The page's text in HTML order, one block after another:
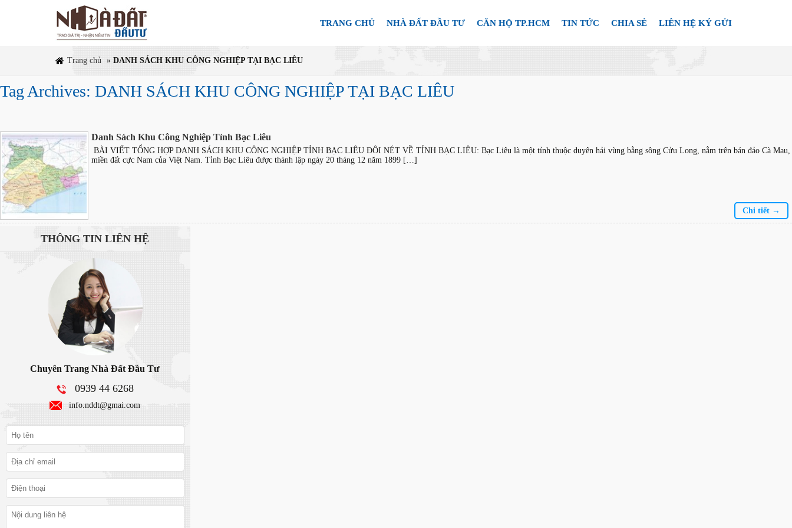
TRANG CHỦ NHÀ ĐẤT ĐẦU TƯ CĂN HỘ TP.HCM TIN TỨC CHIA SẺ LIÊN HỆ KÝ GỬI
Trang chủ »DANH SÁCH KHU CÔNG NGHIỆP TẠI BẠC LIÊU
Tag Archives: DANH SÁCH KHU CÔNG NGHIỆP TẠI BẠC LIÊU
Danh Sách Khu Công Nghiệp Tỉnh Bạc Liêu
BÀI VIẾT TỔNG HỢP DANH SÁCH KHU CÔNG NGHIỆP TỈNH BẠC LIÊU ĐÔI NÉT VỀ TỈNH BẠC LIÊU: Bạc Liêu là một tỉnh thuộc duyên hải vùng bằng sông Cửu Long, nằm trên bán đảo Cà Mau,
miền đất cực Nam của Việt Nam. Tỉnh Bạc Liêu được thành lập ngày 20 tháng 12 năm 1899 […]
Chi tiết →
THÔNG TINLIÊN HỆ
Chuyên Trang Nhà Đất Đầu Tư
0939 44 6268
info.nddt@gmai.com